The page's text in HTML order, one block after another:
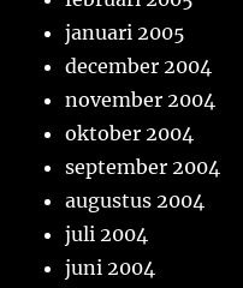
januari 2005
december 2004
november 2004
oktober 2004
september 2004
augustus 2004
juli 2004
juni 2004